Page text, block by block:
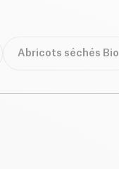
Abricots séchés Bio